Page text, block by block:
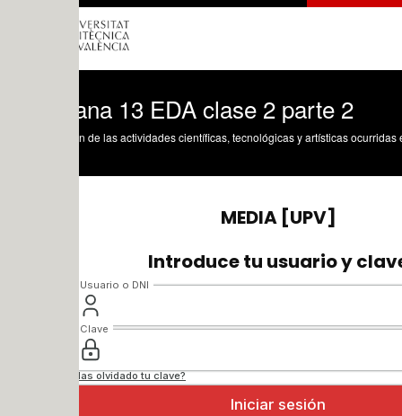
13 EDA clase 2 parte 2
de las actividades científicas, tecnológicas y artísticas ocurridas en los tres